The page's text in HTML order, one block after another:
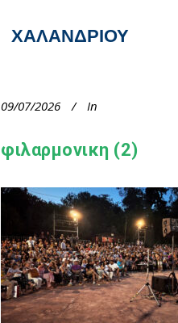
09/07/2026 In
φιλαρμονικη (2)